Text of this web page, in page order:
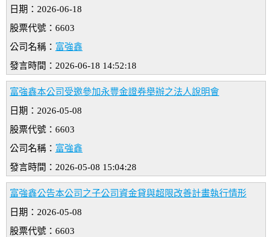
日期：2026-06-18
股票代號：6603
公司名稱： 富強鑫
發言時間：2026-06-18 14:52:18
富強鑫本公司受邀參加永豐金證券舉辦之法人說明會
日期：2026-05-08
股票代號：6603
公司名稱： 富強鑫
發言時間：2026-05-08 15:04:28
富強鑫公告本公司之子公司資金貸與超限改善計畫執行情形
日期：2026-05-08
股票代號：6603